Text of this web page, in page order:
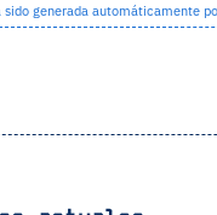
sido generada automáticamente